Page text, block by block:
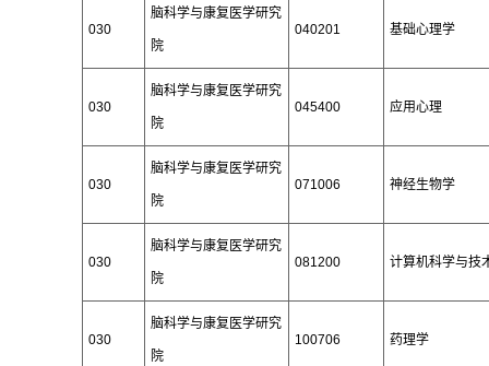
030
脑科学与康复医学研究
院
040201 基础心理学
030
脑科学与康复医学研究
院
045400 应用心理
030
脑科学与康复医学研究
院
071006 神经生物学
030
脑科学与康复医学研究
院
081200 计算机科学与技
030
脑科学与康复医学研究
院
100706 药理学